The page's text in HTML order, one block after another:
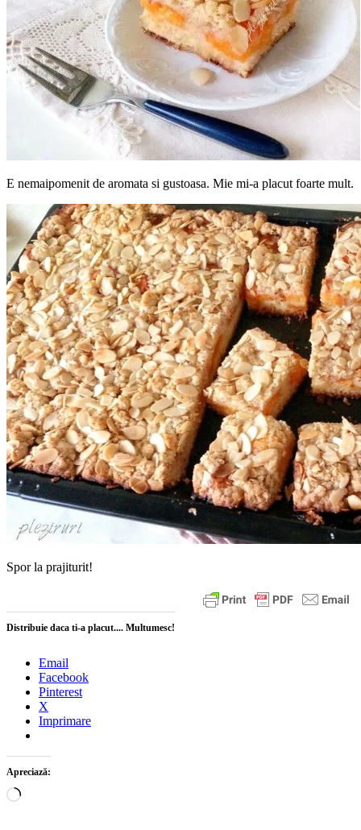
E nemaipomenit de aromata si gustoasa. Mie mi-a placut foarte mult.
Spor la prajiturit!
Distribuie daca ti-a placut.... Multumesc!
Email
Facebook
Pinterest
X
Imprimare
Apreciază:
Încarc...